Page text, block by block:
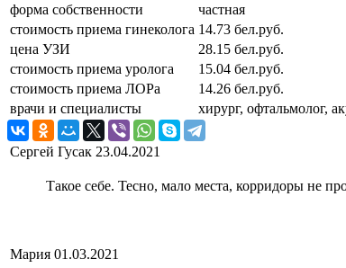
форма собственности
частная
стоимость приема гинеколога 14.73 бел.руб.
цена УЗИ
28.15 бел.руб.
стоимость приема уролога
15.04 бел.руб.
стоимость приема ЛОРа
14.26 бел.руб.
врачи и специалисты
хирург, офтальмолог,
Сергей Гусак 23.04.2021
Такое себе. Тесно, мало места, корридоры не
Мария 01.03.2021